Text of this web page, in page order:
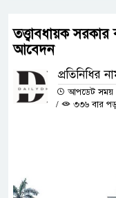
তত্ত্বাবধায়ক
আবেদন
প্রতিনিধির
আপডেট সময়
/
৩৩৬ বার